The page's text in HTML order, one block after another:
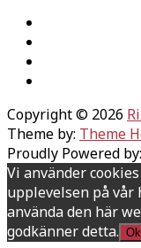
Copyright © 2026
Theme by: Theme
Proudly Powered by:
Vi använder
upplevelsen på vår
använda den här
godkänner detta. Ok